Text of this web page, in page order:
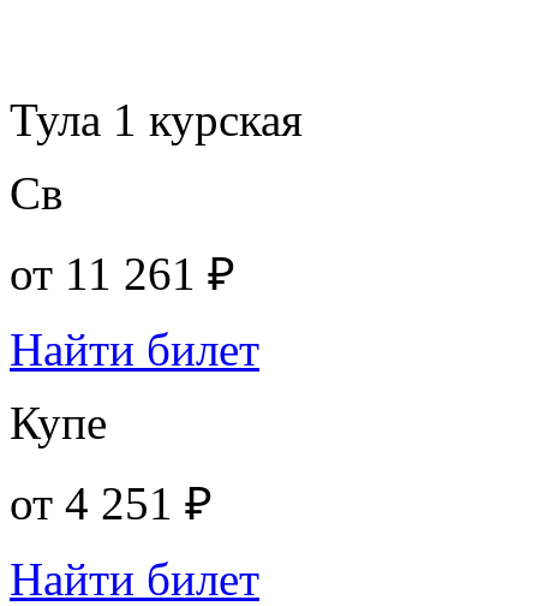
Тула 1 курская
Св
от 11 261 ₽
Найти билет
Купе
от 4 251 ₽
Найти билет